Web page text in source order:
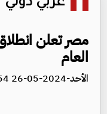
عربي دولي
مصر تعلن
العام
الأحد-2024-05-26 05:54 pm